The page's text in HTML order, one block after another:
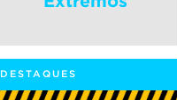
DESTAQUES